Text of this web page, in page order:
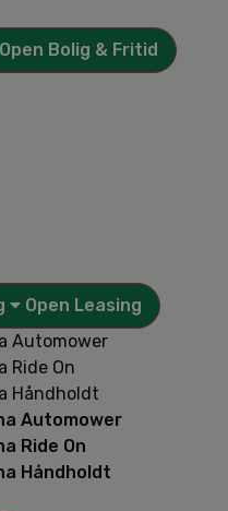
Open Bolig & Fritid
Open Leasing
Automower
Ride On
Håndholdt
Automower
Ride On
Håndholdt